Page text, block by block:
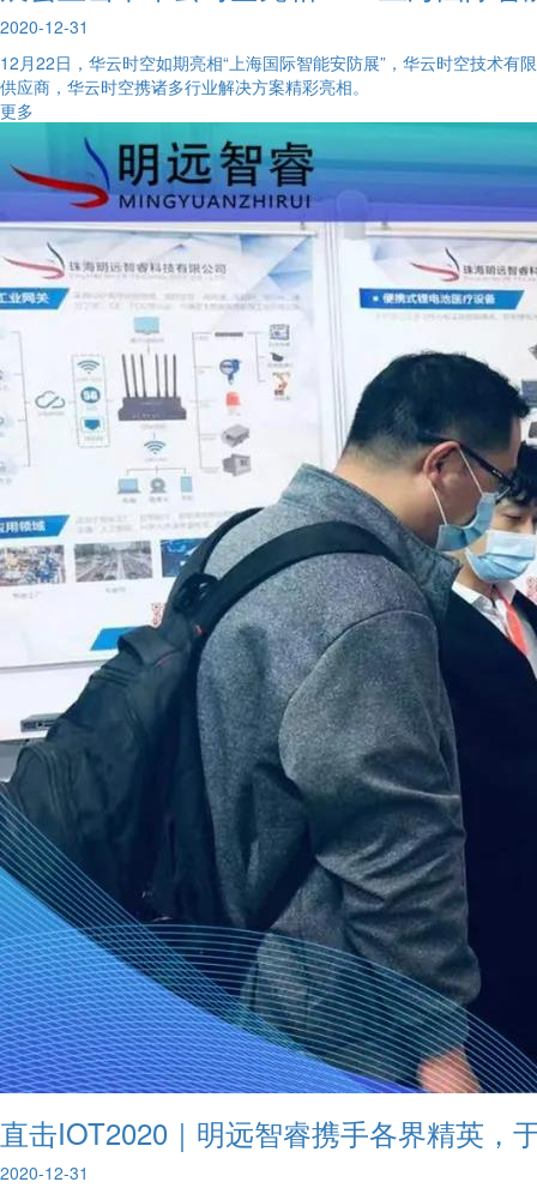
2020-12-31
12月22日，华云时空如期亮相“上海国际智能安防展”，华云时空技术
供应商，华云时空携诸多行业解决方案精彩亮相。
更多
直击IOT2020｜明远智睿携手各界精英，
2020-12-31